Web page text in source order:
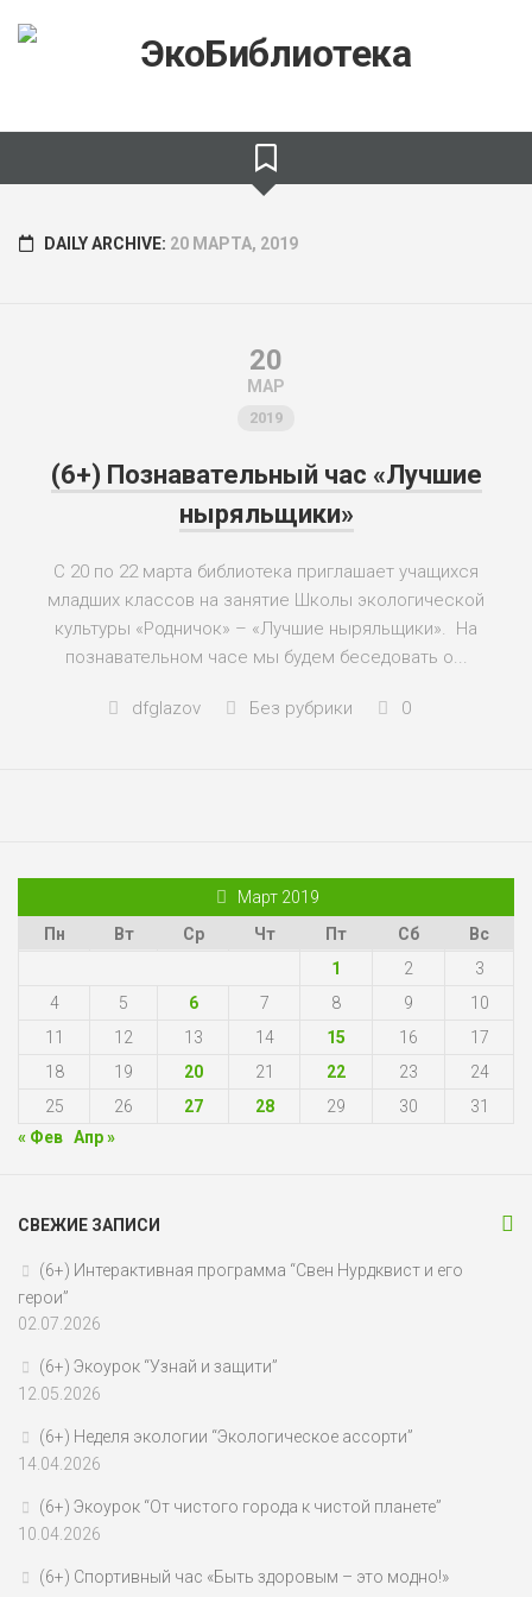
DAILY ARCHIVE: 20 МАРТА, 2019
20
МАР
2019
(6+) Познавательный час «Лучшие
ныряльщики»
С 20 по 22 марта библиотека приглашает учащихся
младших классов на занятие Школы экологической
культуры «Родничок» – «Лучшие ныряльщики». На
познавательном часе мы будем беседовать о...
dfglazov Без рубрики 0
Март 2019
Пн
Вт Ср Чт Пт Сб
Вс
1
2
3
4
5 6 7 8 9
10
11
12 13 14 15 16
17
18
19 20 21 22 23
24
25
26 27 28 29 30
31
« Фев Апр »
СВЕЖИЕ ЗАПИСИ
(6+) Интерактивная программа “Свен Нурдквист и его
герои”
02.07.2026
(6+) Экоурок “Узнай и защити”
12.05.2026
(6+) Неделя экологии “Экологическое ассорти”
14.04.2026
(6+) Экоурок “От чистого города к чистой планете”
10.04.2026
(6+) Спортивный час «Быть здоровым – это модно!»